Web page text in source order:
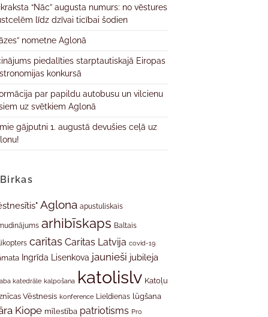
“Nāc” augusta numurs: no vēstures
līdz dzīvai ticībai šodien
nometne Aglonā
piedalīties starptautiskajā Eiropas
konkursā
par papildu autobusu un vilcienu
uz svētkiem Aglonā
gājputni 1. augustā devušies ceļā uz
Birkas
Aglona apustuliskais
arhibīskaps Baltais
caritas Caritas Latvija covid-19
Ingrīda Lisenkova jaunieši jubileja
katedrāle kalpošana katolislv Katoļu
Vēstnesis konference Lieldienas lūgšana
Kiope mīlestība patriotisms Pro